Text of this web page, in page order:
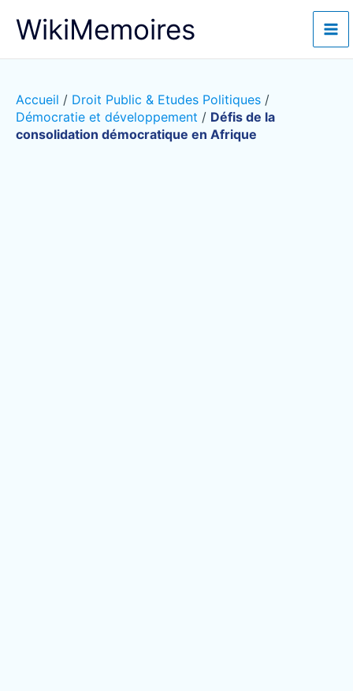
WikiMemoires
Accueil / Droit Public & Etudes Politiques /
Démocratie et développement / Défis de la
consolidation démocratique en Afrique